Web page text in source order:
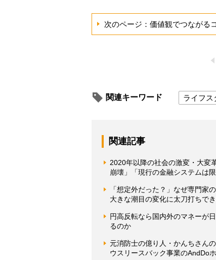
次のページ：価値観でつながる
関連キーワード ライフス
関連記事
2020年以降の社会の激変・大
崩壊」「現行の金融システムは
「想定外だった？」なぜ専門家
大きな潮目の変化に太刀打ちで
円高反転なら国内外のマネーが
るのか
元消防士の億り人・かんちさん
ウスリースバック事業のAndDo